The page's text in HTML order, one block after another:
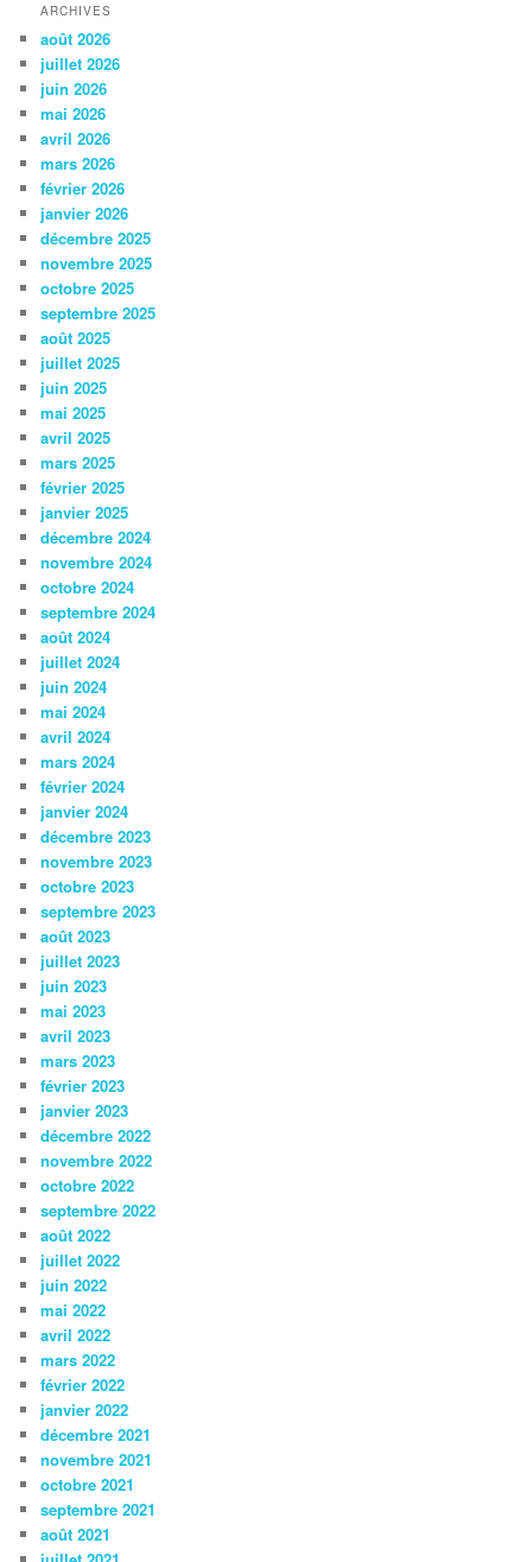
ARCHIVES
août 2026
juillet 2026
juin 2026
mai 2026
avril 2026
mars 2026
février 2026
janvier 2026
décembre 2025
novembre 2025
octobre 2025
septembre 2025
août 2025
juillet 2025
juin 2025
mai 2025
avril 2025
mars 2025
février 2025
janvier 2025
décembre 2024
novembre 2024
octobre 2024
septembre 2024
août 2024
juillet 2024
juin 2024
mai 2024
avril 2024
mars 2024
février 2024
janvier 2024
décembre 2023
novembre 2023
octobre 2023
septembre 2023
août 2023
juillet 2023
juin 2023
mai 2023
avril 2023
mars 2023
février 2023
janvier 2023
décembre 2022
novembre 2022
octobre 2022
septembre 2022
août 2022
juillet 2022
juin 2022
mai 2022
avril 2022
mars 2022
février 2022
janvier 2022
décembre 2021
novembre 2021
octobre 2021
septembre 2021
août 2021